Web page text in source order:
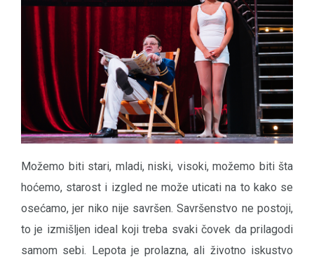
Možemo biti stari, mladi, niski, visoki, možemo biti šta
hoćemo, starost i izgled ne može uticati na to kako se
osećamo, jer niko nije savršen. Savršenstvo ne postoji,
to je izmišljen ideal koji treba svaki čovek da prilagodi
samom sebi. Lepota je prolazna, ali životno iskustvo